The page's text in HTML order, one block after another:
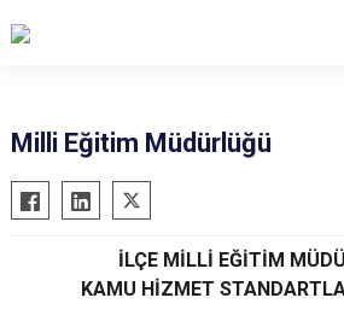
Afşin
Andırın
Milli Eğitim Müdürlüğü
İLÇE MİLLİ EĞİTİM
KAMU HİZMET